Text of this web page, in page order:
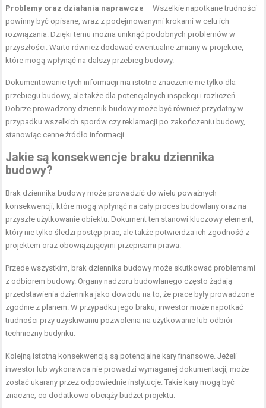
Problemy oraz działania naprawcze – Wszelkie napotkane trudności
powinny być opisane, wraz z podejmowanymi krokami w celu ich
rozwiązania. Dzięki temu można uniknąć podobnych problemów w
przyszłości. Warto również dodawać ewentualne zmiany w projekcie,
które mogą wpłynąć na dalszy przebieg budowy.
Dokumentowanie tych informacji ma istotne znaczenie nie tylko dla
przebiegu budowy, ale także dla potencjalnych inspekcji i rozliczeń.
Dobrze prowadzony dziennik budowy może być również przydatny w
przypadku wszelkich sporów czy reklamacji po zakończeniu budowy,
stanowiąc cenne źródło informacji.
Jakie są konsekwencje braku dziennika
budowy?
Brak dziennika budowy może prowadzić do wielu poważnych
konsekwencji, które mogą wpłynąć na cały proces budowlany oraz na
przyszłe użytkowanie obiektu. Dokument ten stanowi kluczowy element,
który nie tylko śledzi postęp prac, ale także potwierdza ich zgodność z
projektem oraz obowiązującymi przepisami prawa.
Przede wszystkim, brak dziennika budowy może skutkować problemami
z odbiorem budowy. Organy nadzoru budowlanego często żądają
przedstawienia dziennika jako dowodu na to, że prace były prowadzone
zgodnie z planem. W przypadku jego braku, inwestor może napotkać
trudności przy uzyskiwaniu pozwolenia na użytkowanie lub odbiór
techniczny budynku.
Kolejną istotną konsekwencją są potencjalne kary finansowe. Jeżeli
inwestor lub wykonawca nie prowadzi wymaganej dokumentacji, może
zostać ukarany przez odpowiednie instytucje. Takie kary mogą być
znaczne, co dodatkowo obciąży budżet projektu.